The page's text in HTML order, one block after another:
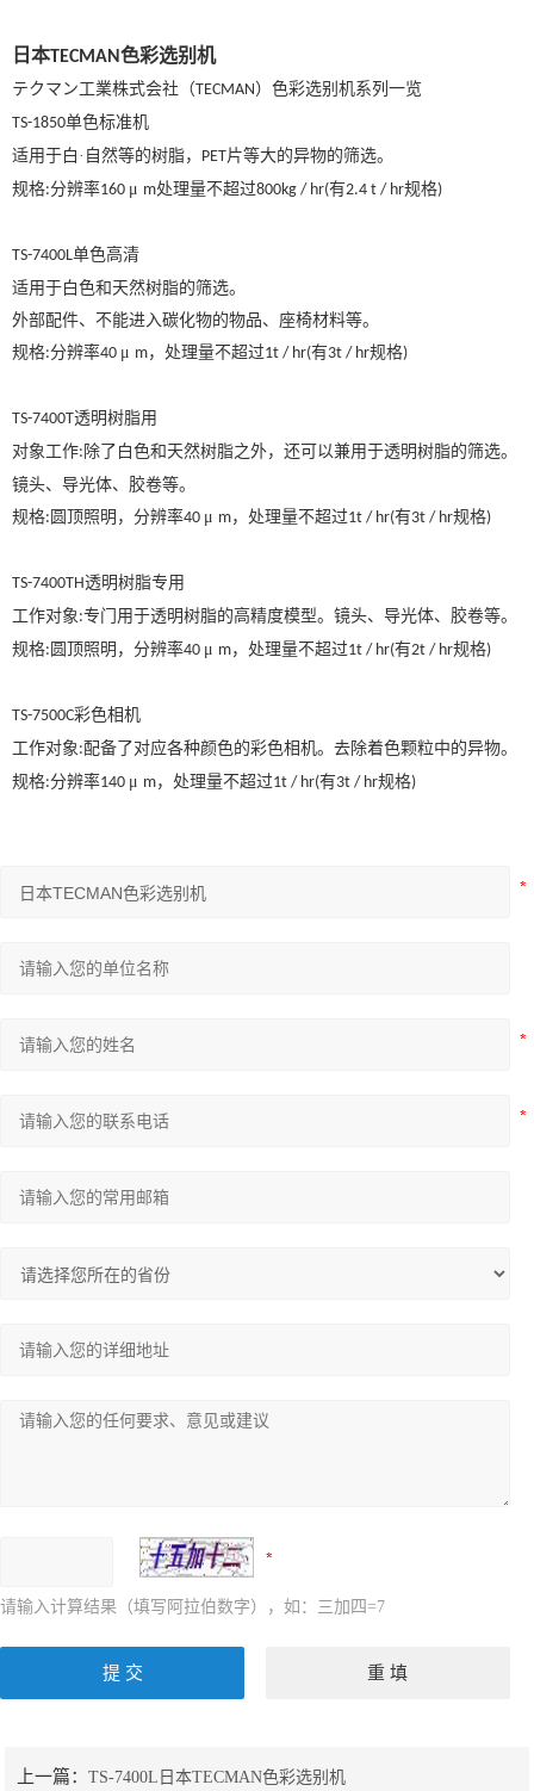
日本TECMAN色彩选别机
テクマン工業株式会社（TECMAN）色彩选别机系列一览
TS-1850单色标准机
适用于白 ·自然等的树脂， PET片等大的异物的筛选。
规格:分辨率160 μ m处理量不超过800kg / hr(有2.4 t / hr规格)
TS-7400L单色高清
适用于白色和天然树脂的筛选。
外部配件、不能进入碳化物的物品、座椅材料等。
规格:分辨率40 μ m，处理量不超过1t / hr(有3t / hr规格)
TS-7400T透明树脂用
对象工作: 除了白色和天然树脂之外，还可以兼用于透明树脂的筛选。
镜头、导光体、胶卷等。
规格: 圆顶照明，分辨率40 μ m，处理量不超过1t / hr(有3t / hr规格)
TS-7400TH透明树脂专用
工作对象:专门用于透明树脂的高精度模型。镜头、导光体、胶卷等。
规格: 圆顶照明，分辨率40 μ m，处理量不超过1t / hr(有2t / hr规格)
TS-7500C彩色相机
工作对象:配备了对应各种颜色的彩色相机。去除着色颗粒中的异物。
规格:分辨率140 μ m，处理量不超过1t / hr(有3t / hr规格)
请输入计算结果（填写阿拉伯数字），如：三加四=7
上一篇：TS-7400L日本TECMAN色彩选别机